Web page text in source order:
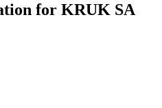
for KRUK SA